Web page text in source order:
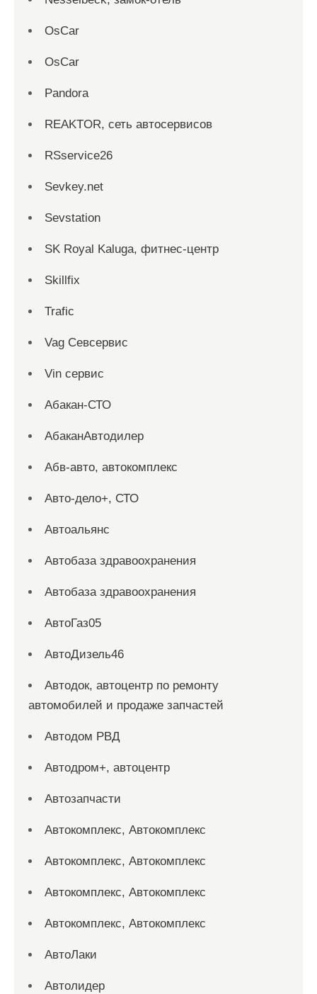
OsCar
OsCar
Pandora
REAKTOR, сеть автосервисов
RSservice26
Sevkey.net
Sevstation
SK Royal Kaluga, фитнес-центр
Skillfix
Trafic
Vag Севсервис
Vin сервис
Абакан-СТО
АбаканАвтодилер
Абв-авто, автокомплекс
Авто-дело+, СТО
Автоальянс
Автобаза здравоохранения
Автобаза здравоохранения
АвтоГаз05
АвтоДизель46
Автодок, автоцентр по ремонту
автомобилей и продаже запчастей
Автодом РВД
Автодром+, автоцентр
Автозапчасти
Автокомплекс, Автокомплекс
Автокомплекс, Автокомплекс
Автокомплекс, Автокомплекс
Автокомплекс, Автокомплекс
АвтоЛаки
Автолидер